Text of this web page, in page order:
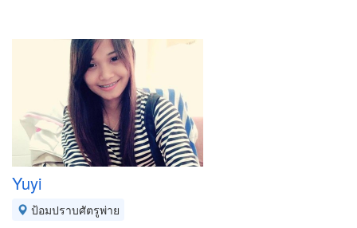
Yuyi
ป้อมปราบศัตรูพ่าย